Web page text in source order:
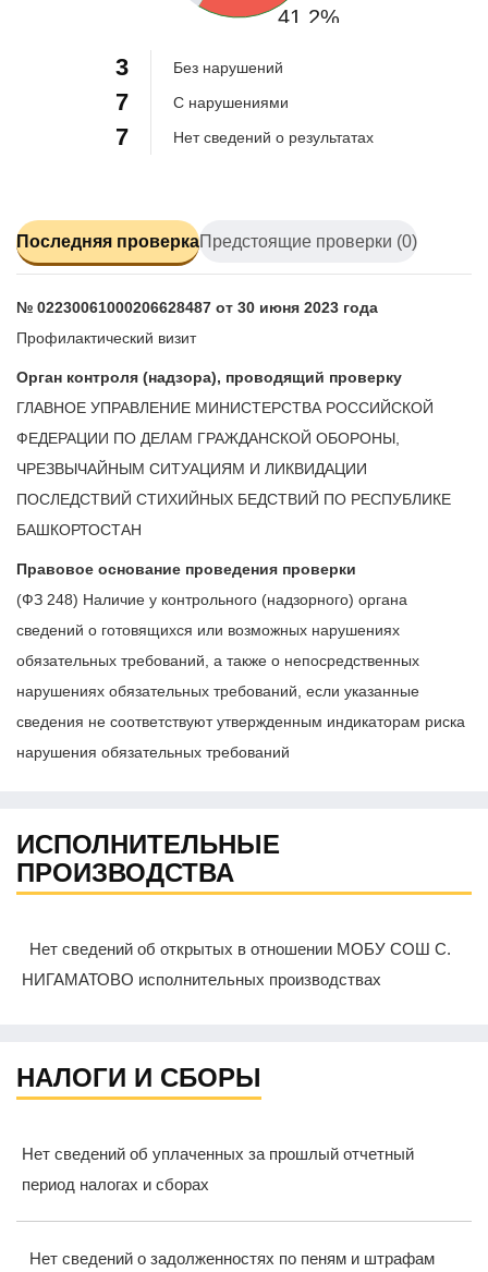
41.2%
3
7
7
Без нарушений
С нарушениями
Нет сведений о результатах
Последняя проверкаПредстоящие проверки (0)
№ 02230061000206628487 от 30 июня 2023 года
Профилактический визит
Орган контроля (надзора), проводящий проверку
ГЛАВНОЕ УПРАВЛЕНИЕ МИНИСТЕРСТВА РОССИЙСКОЙ
ФЕДЕРАЦИИ ПО ДЕЛАМ ГРАЖДАНСКОЙ ОБОРОНЫ,
ЧРЕЗВЫЧАЙНЫМ СИТУАЦИЯМ И ЛИКВИДАЦИИ
ПОСЛЕДСТВИЙ СТИХИЙНЫХ БЕДСТВИЙ ПО РЕСПУБЛИКЕ
БАШКОРТОСТАН
Правовое основание проведения проверки
(ФЗ 248) Наличие у контрольного (надзорного) органа
сведений о готовящихся или возможных нарушениях
обязательных требований, а также о непосредственных
нарушениях обязательных требований, если указанные
сведения не соответствуют утвержденным индикаторам риска
нарушения обязательных требований
ИСПОЛНИТЕЛЬНЫЕ
ПРОИЗВОДСТВА
Нет сведений об открытых в отношении МОБУ СОШ С.
НИГАМАТОВО исполнительных производствах
НАЛОГИ И СБОРЫ
Нет сведений об уплаченных за прошлый отчетный
период налогах и сборах
Нет сведений о задолженностях по пеням и штрафам